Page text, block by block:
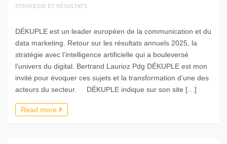
STRATEGIE ET RÉSULTATS
DÉKUPLE est un leader européen de la communication et du
data marketing. Retour sur les résultats annuels 2025, la
stratégie avec l’intelligence artificielle qui a bouleversé
l’univers du digital. Bertrand Laurioz Pdg DÉKUPLE est mon
invité pour évoquer ces sujets et la transformation d’une des
acteurs du secteur. DÉKUPLE indique sur son site […]
Read more